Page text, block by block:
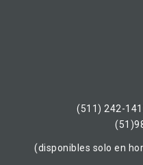
(511) 242-
(disponibles solo en